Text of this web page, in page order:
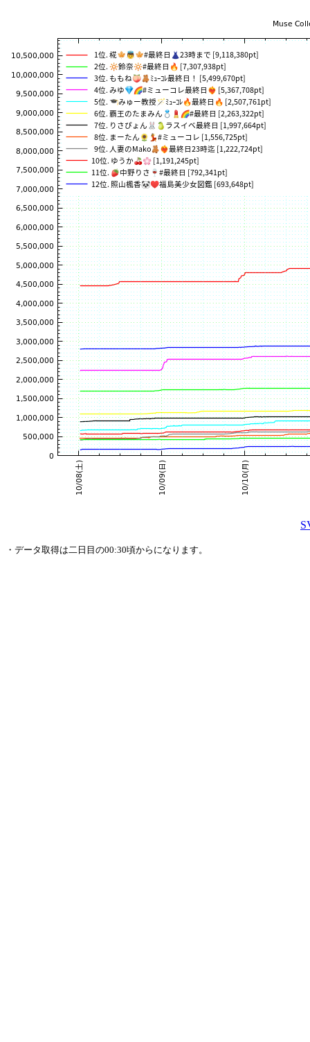
・データ取得は二日目の00:30頃からになります。